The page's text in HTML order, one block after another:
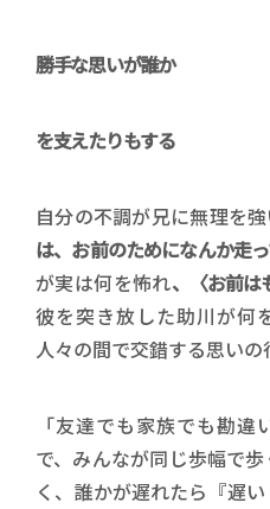
勝手な思いが誰か
を支えたりもする
自分の不調が兄に無理を
は、お前のためになんか走っ
が実は何を怖れ、〈お前は
彼を突き放した助川が何
人々の間で交錯する思いの
「友達でも家族でも勘
で、みんなが同じ歩幅で
く、誰かが遅れたら『遅